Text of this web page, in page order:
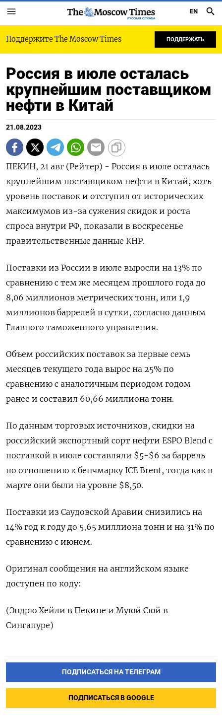
РУССКАЯ СЛУЖБА
EN
Поддержите The Moscow Times ПОДДЕРЖАТЬ
Россия в июле осталась
крупнейшим поставщиком
нефти в Китай
21.08.2023
ПЕКИН, 21 авг (Рейтер) - Россия в июле осталась
крупнейшим поставщиком нефти в Китай, хоть
уровень поставок и отступил от исторических
максимумов из-за сужения скидок и роста
спроса внутри РФ, показали в воскресенье
правительственные данные КНР.
Поставки из России в июле выросли на 13% по
сравнению с тем же месяцем прошлого года до
8,06 миллионов метрических тонн, или 1,9
миллионов баррелей в сутки, согласно данным
Главного таможенного управления.
Объем российских поставок за первые семь
месяцев текущего года вырос на 25% по
сравнению с аналогичным периодом годом
ранее и составил 60,66 миллиона тонн.
По данным торговых источников, скидки на
российский экспортный сорт нефти ESPO Blend с
поставкой в июле составляли $5-$6 за баррель
по отношению к бенчмарку ICE Brent, тогда как в
марте они были на уровне $8,50.
Поставки из Саудовской Аравии снизились на
14% год к году до 5,65 миллиона тонн и на 31% по
сравнению с июнем.
Оригинал сообщения на английском языке
доступен по коду:
(Эндрю Хейли в Пекине и Муюй Сюй в
Сингапуре)
ПОДПИСАТЬСЯ НА ТЕЛЕГРАМ
ПОДПИСАТЬСЯ В GOOGLE